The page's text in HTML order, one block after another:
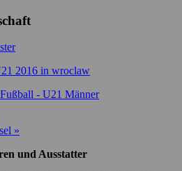
2016 in wroclaw
- U21 Männer
»
und Ausstatter